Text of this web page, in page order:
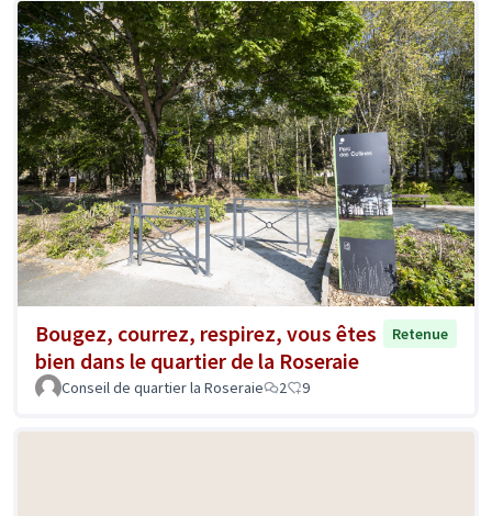
Bougez, courrez, respirez, vous êtes
bien dans le quartier de la Roseraie
Retenue
Conseil de quartier la Roseraie 2 9